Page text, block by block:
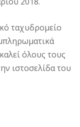
ταχυδρομείο
όλους τους
ιστοσελίδα του